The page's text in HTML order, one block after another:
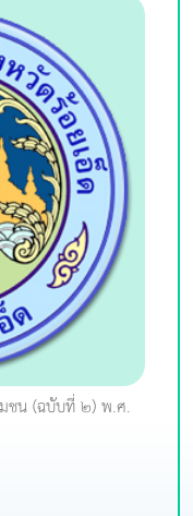
ชน (ฉบับที่ ๒) พ.ศ.